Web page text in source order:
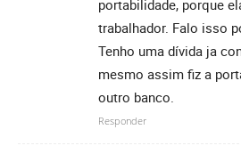
portabilidade, porque
trabalhador. Falo isso
Tenho uma dívida ja
mesmo assim fiz a
outro banco.
Responder